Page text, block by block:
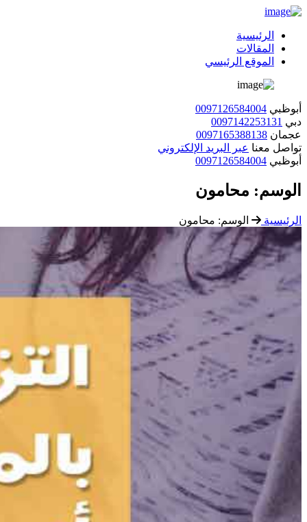
الرئيسية
المقالات
الموقع الرئيسي
أبوظبي 0097126584004
دبي 0097142253131
عجمان 0097165388138
تواصل معنا عبر البريد الإلكتروني
أبوظبي 0097126584004
الوسم: محامون
الرئيسية الوسم: محامون